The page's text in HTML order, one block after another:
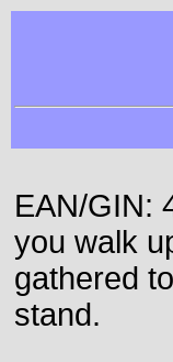
EAN/GIN:
you walk
gathered
stand.